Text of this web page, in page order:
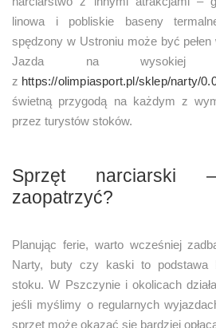
linowa i pobliskie baseny
spędzony w Ustroniu może być pełen
Jazda na wysokiej
z https://olimpiasport.pl/sklep/narty/
świetną przygodą na każdym z
przez turystów stoków.
Sprzęt
zaopatrzyć?
Planując ferie, warto wcześniej
Narty, buty czy kaski to podstawa
stoku. W Pszczynie i okolicach
jeśli myślimy o regularnych
sprzęt może okazać się bardziej